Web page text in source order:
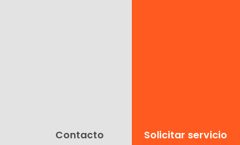
Contacto Solicitar servicio